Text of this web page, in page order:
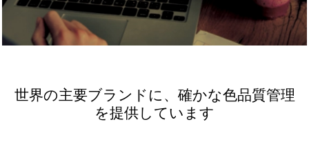
世界の主要ブランドに、確かな色品質管理
を提供しています